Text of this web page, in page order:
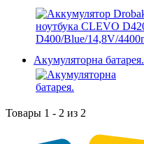
Акумуляторна батарея.
Товары 1 - 2 из 2